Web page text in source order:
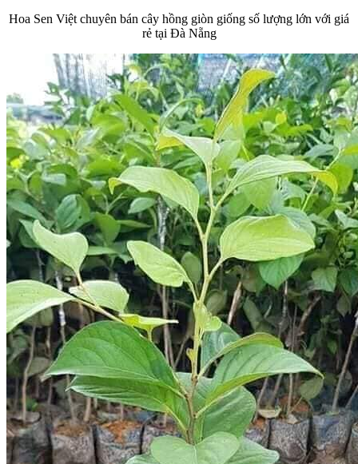
Hoa Sen Việt chuyên bán cây hồng giòn giống số lượng lớn với giá
rẻ tại Đà Nẵng